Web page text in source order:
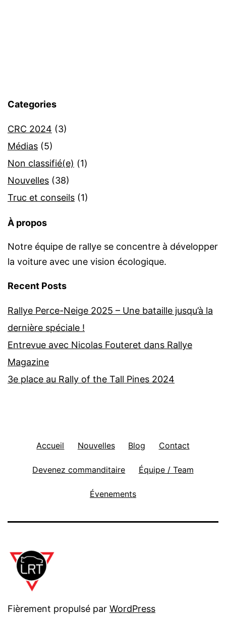
Categories
CRC 2024 (3)
Médias (5)
Non classifié(e) (1)
Nouvelles (38)
Truc et conseils (1)
À propos
Notre équipe de rallye se concentre à développer
la voiture avec une vision écologique.
Recent Posts
Rallye Perce-Neige 2025 – Une bataille jusqu’à la
dernière spéciale !
Entrevue avec Nicolas Fouteret dans Rallye
Magazine
3e place au Rally of the Tall Pines 2024
Accueil Nouvelles Blog Contact
Devenez commanditaire Équipe / Team
Évenements
Fièrement propulsé par WordPress